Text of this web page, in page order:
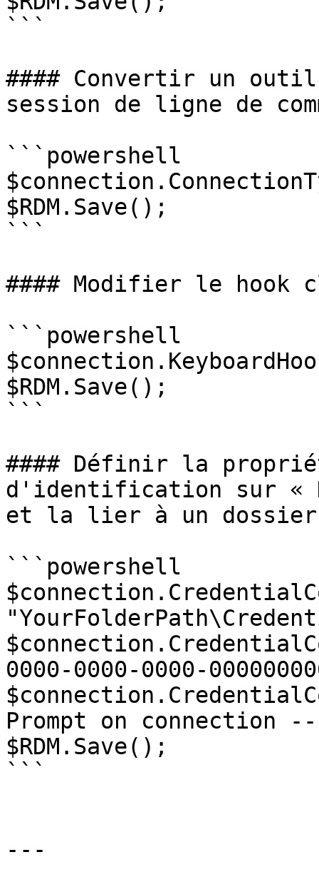
```
#### Convertir un outil
session de ligne de
```powershell
$RDM.Save();
```
#### Modifier le hook
```powershell
$RDM.Save();
```
#### Définir la
d'identification sur «
et la lier à un dossier
```powershell
0000-0000-0000-
Prompt on connection
$RDM.Save();
```
---